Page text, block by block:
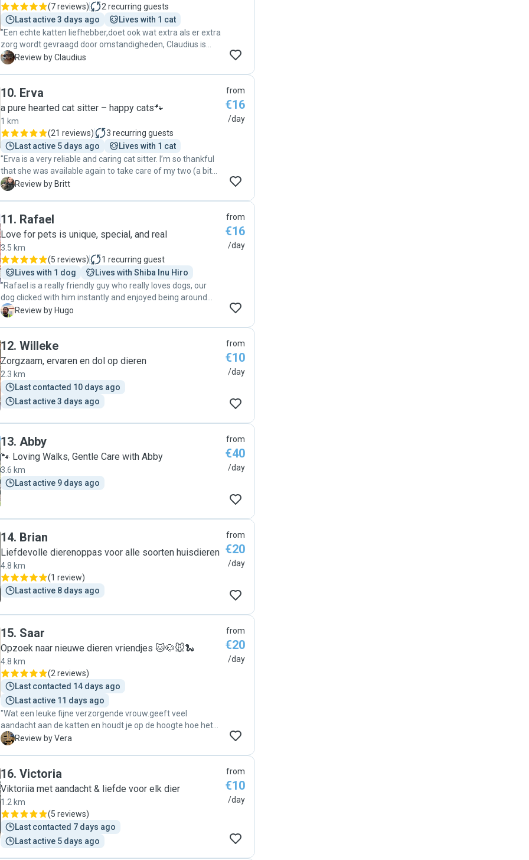
(7 reviews) 2 recurring guests
Last active 3 days ago
Lives with 1 cat
"Een echte katten liefhebber,doet ook wat extra als er extra
zorg wordt gevraagd door omstandigheden, Claudius is
goed verzorgd en vertroeteld.Ben heel blij met Jolanda,
C Review by Claudius
10. Erva
a pure hearted cat sitter – happy cats🐾
1 km
(21 reviews) 3 recurring guests
Last active 5 days ago
Lives with 1 cat
"Erva is a very reliable and caring cat sitter. I’m so thankful
that she was available again to take care of my two (a bit
complicated) girls. This time she took care of them for
B Review by Britt
from
€16
/day
11. Rafael
Love for pets is unique, special, and real
3.5 km
(5 reviews) 1 recurring guest
Lives with 1 dog
Lives with Shiba Inu Hiro
"Rafael is a really friendly guy who really loves dogs, our
dog clicked with him instantly and enjoyed being around
him. Rafael always kept us up to date and carefully took
H Review by Hugo
from
€16
/day
12. Willeke
Zorgzaam, ervaren en dol op dieren
2.3 km
Last contacted 10 days ago
Last active 3 days ago
from
€10
/day
13. Abby
🐾 Loving Walks, Gentle Care with Abby
3.6 km
Last active 9 days ago
from
€40
/day
14. Brian
Liefdevolle dierenoppas voor alle soorten huisdieren
4.8 km
(1 review)
Last active 8 days ago
from
€20
/day
15. Saar
Opzoek naar nieuwe dieren vriendjes 🐱🐶🐭🐍
4.8 km
(2 reviews)
Last contacted 14 days ago
Last active 11 days ago
"Wat een leuke fijne verzorgende vrouw.geeft veel
aandacht aan de katten en houdt je op de hoogte hoe het
met ze gaat ,stuurt zelfs foto’s en korte filmpjes naar je .
V Review by Vera
from
€20
/day
16. Victoria
Viktoriia met aandacht & liefde voor elk dier
1.2 km
(5 reviews)
Last contacted 7 days ago
Last active 5 days ago
from
€10
/day